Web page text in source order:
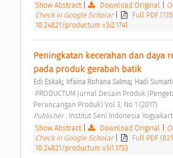
Show Abstract| Download Original
Check in Google Scholar
Full PDF
10.24821/productum.v3i2.1741
Peningkatan kecerahan dan daya
pada produk gerabah batik
Edi Eskak; Irfaina Rohana Salma; Hadi
Perancangan Produk) Vol 3, No 1 (2017)
Publisher : Institut Seni Indonesia
Show Abstract| Download Original
Check in Google Scholar
Full PDF
10.24821/productum.v3i1.1733